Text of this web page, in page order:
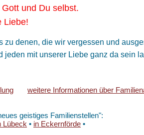
und Du selbst.
zu denen, die wir vergessen und
mit unserer Liebe ganz da sein
weitere Informationen über
geistiges Familienstellen":
Lübeck • in Eckernförde •